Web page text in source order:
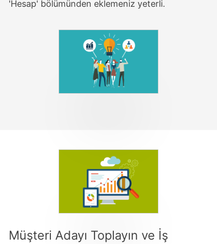
'Hesap' bölümünden eklemeniz yeterli.
Müşteri Adayı Toplayın ve İş